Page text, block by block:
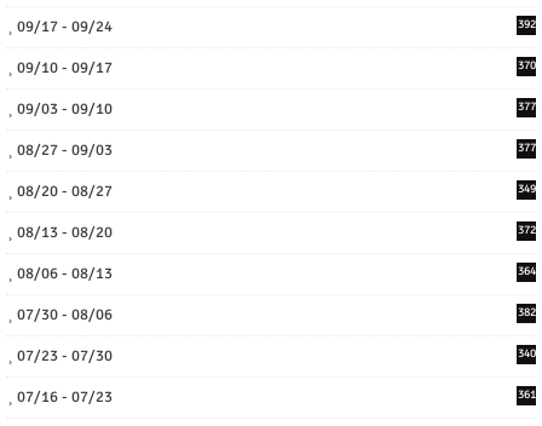
09/17 - 09/24 392
09/10 - 09/17 370
09/03 - 09/10 377
08/27 - 09/03 377
08/20 - 08/27 349
08/13 - 08/20 372
08/06 - 08/13 364
07/30 - 08/06 382
07/23 - 07/30 340
07/16 - 07/23 361